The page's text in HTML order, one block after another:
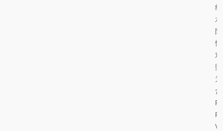
纯
水
阳
性
对
照
为
含
P
R
V